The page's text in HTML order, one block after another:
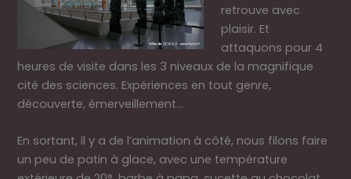
retrouve avec
plaisir. Et
attaquons pour 4
heures de visite dans les 3 niveaux de la magnifique
cité des sciences. Expériences en tout genre,
découverte, émerveillement…
En sortant, il y a de l’animation à côté, nous filons faire
un peu de patin à glace, avec une température